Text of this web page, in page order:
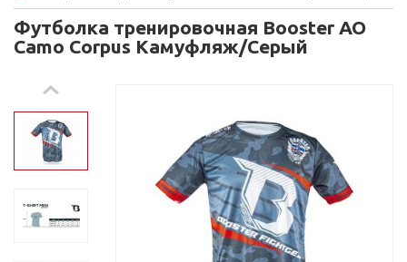
Футболка тренировочная Booster АО
Camo Corpus Камуфляж/Серый